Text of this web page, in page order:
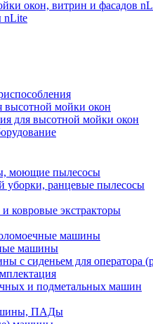
окон, витрин и фасадов
nLite
высотной мойки окон
для высотной мойки окон
моющие пылесосы
уборки, ранцевые пылесосы
ковровые экстракторы
машины
машины
с сиденьем для оператора
и подметальных машин
ПАДы